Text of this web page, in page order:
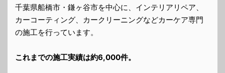
千葉県船橋市・鎌ヶ谷市を中心に、インテリアリペア、
カーコーティング、カークリーニングなどカーケア専門
の施工を行っています。
これまでの施工実績は約6,000件。